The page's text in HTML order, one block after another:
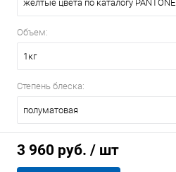
желтые цвета по каталогу PANTONE
Объем:
1кг
Степень блеска:
полуматовая
3 960 руб. / шт